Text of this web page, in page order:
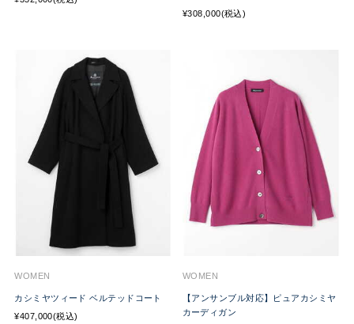
¥308,000(税込)
WOMEN
カシミヤツィード ベルテッドコート
¥407,000(税込)
WOMEN
【アンサンブル対応】ピュアカシミヤ
カーディガン